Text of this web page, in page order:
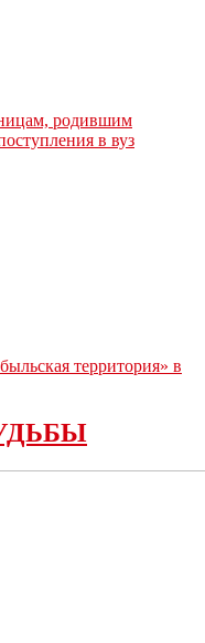
родившим
в вуз
территория» в